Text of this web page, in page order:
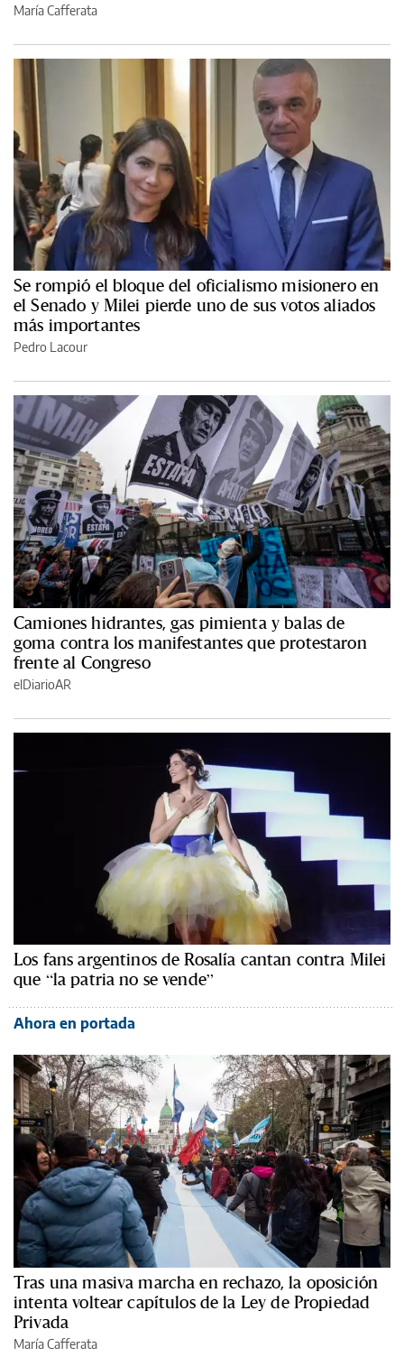
María Cafferata
Se rompió el bloque del oficialismo misionero en
el Senado y Milei pierde uno de sus votos aliados
más importantes
Pedro Lacour
Camiones hidrantes, gas pimienta y balas de
goma contra los manifestantes que protestaron
frente al Congreso
elDiarioAR
Los fans argentinos de Rosalía cantan contra Milei
que “la patria no se vende”
Ahora en portada
Tras una masiva marcha en rechazo, la oposición
intenta voltear capítulos de la Ley de Propiedad
Privada
María Cafferata